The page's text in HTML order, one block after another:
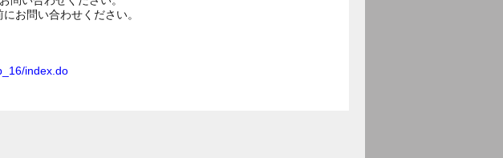
お問い合わせください。
index.do